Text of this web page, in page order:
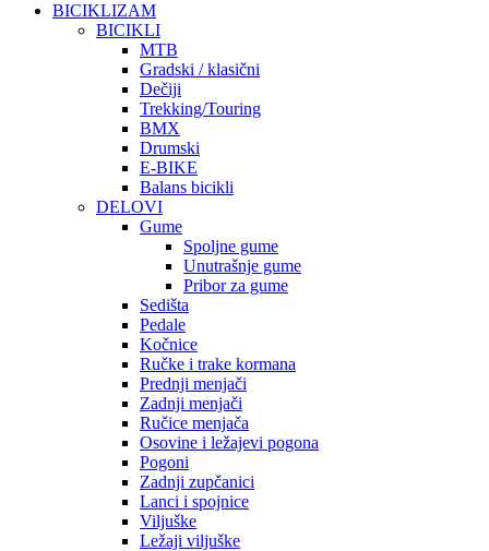
BICIKLIZAM
BICIKLI
MTB
Gradski / klasični
Dečiji
Trekking/Touring
BMX
Drumski
E-BIKE
Balans bicikli
DELOVI
Gume
Spoljne gume
Unutrašnje gume
Pribor za gume
Sedišta
Pedale
Kočnice
Ručke i trake kormana
Prednji menjači
Zadnji menjači
Ručice menjača
Osovine i ležajevi pogona
Pogoni
Zadnji zupčanici
Lanci i spojnice
Viljuške
Ležaji viljuške